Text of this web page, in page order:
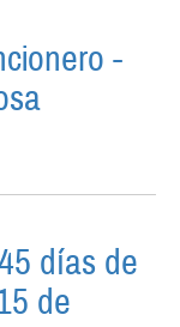
-
días de
de